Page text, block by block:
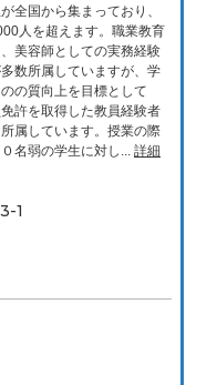
全国から集まっており、
人を超えます。職業教育
美容師としての実務経験
数所属していますが、学
の質向上を目標として
許を取得した教員経験者
属しています。授業の際
名弱の学生に対し... 詳細
1